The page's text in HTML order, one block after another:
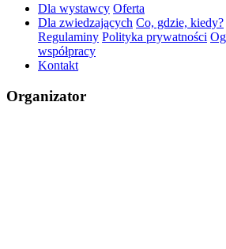
Dla wystawcy Oferta
Dla zwiedzających Co, gdzie, kiedy?
Regulaminy Polityka prywatności
współpracy
Kontakt
Organizator